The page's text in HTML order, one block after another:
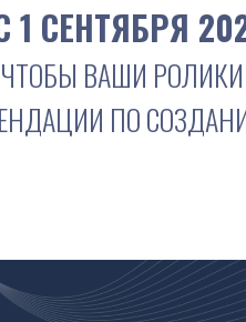
1 СЕНТЯБРЯ
ЧТОБЫ ВАШИ
ПО